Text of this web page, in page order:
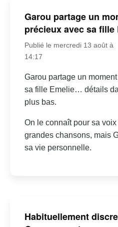
Garou partage un
précieux avec sa fille
Publié le mercredi 13 août à
14:17
Garou partage un
sa fille Emelie… détails
plus bas.
On le connaît pour sa
grandes chansons, mais
sa vie personnelle.
Habituellement